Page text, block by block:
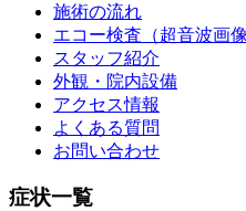
施術の流れ
エコー検査（超音波画
スタッフ紹介
外観・院内設備
アクセス情報
よくある質問
お問い合わせ
症状一覧